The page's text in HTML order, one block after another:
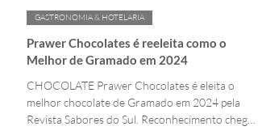
Tela Tomazeli | Editora
12 de dez. de 2024
2 min de leitura
GASTRONOMIA & HOTELARIA
Prawer Chocolates é reeleita como o
Melhor de Gramado em 2024
CHOCOLATE Prawer Chocolates é eleita o